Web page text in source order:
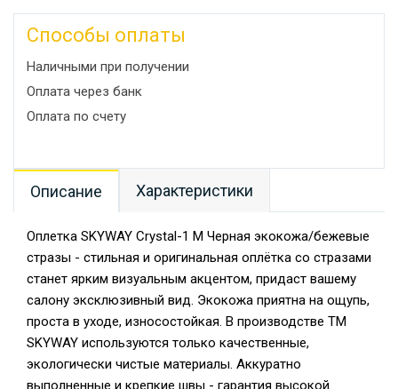
Способы оплаты
Наличными при получении
Оплата через банк
Оплата по счету
Описание Характеристики
Оплетка SKYWAY Crystal-1 M Черная экокожа/бежевые
стразы - стильная и оригинальная оплётка со стразами
станет ярким визуальным акцентом, придаст вашему
салону эксклюзивный вид. Экокожа приятна на ощупь,
проста в уходе, износостойкая. В производстве TM
SKYWAY используются только качественные,
экологически чистые материалы. Аккуратно
выполненные и крепкие швы - гарантия высокой